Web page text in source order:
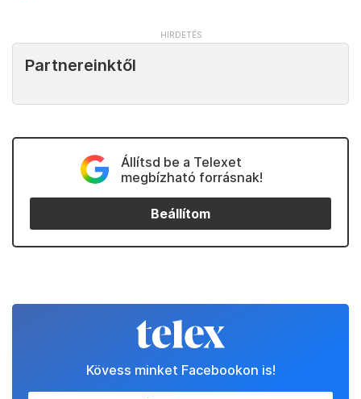
Partnereinktől
Állítsd be a Telexet
megbízható forrásnak!
Beállítom
Kövess minket Facebookon is!